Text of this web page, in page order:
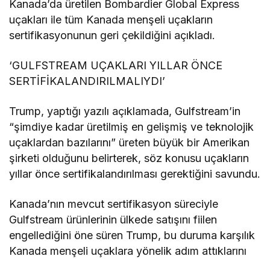
Kanada’da üretilen Bombardier Global Express
uçakları ile tüm Kanada menşeli uçakların
sertifikasyonunun geri çekildiğini açıkladı.
‘GULFSTREAM UÇAKLARI YILLAR ÖNCE
SERTİFİKALANDIRILMALIYDI’
Trump, yaptığı yazılı açıklamada, Gulfstream’in
“şimdiye kadar üretilmiş en gelişmiş ve teknolojik
uçaklardan bazılarını” üreten büyük bir Amerikan
şirketi olduğunu belirterek, söz konusu uçakların
yıllar önce sertifikalandırılması gerektiğini savundu.
Kanada’nın mevcut sertifikasyon süreciyle
Gulfstream ürünlerinin ülkede satışını fiilen
engellediğini öne süren Trump, bu duruma karşılık
Kanada menşeli uçaklara yönelik adım attıklarını